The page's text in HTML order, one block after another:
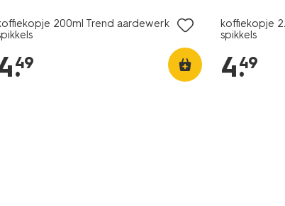
200ml Trend aardewerk roze
.
49
koffiekopje
spikkels
4.
49